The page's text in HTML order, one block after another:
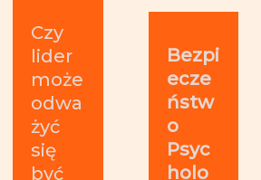
Czy
lider
może
odwa
żyć
się
być
Bezpi
ecze
ństw
o
Psyc
holo